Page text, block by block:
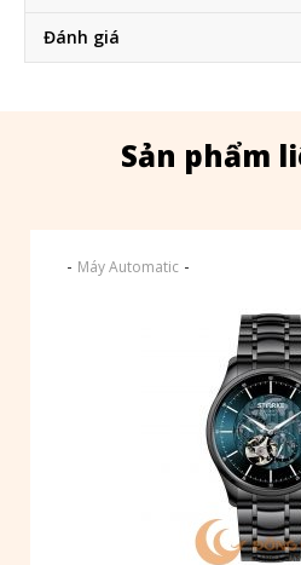
Đánh giá
Sản phẩm
- Máy Automatic -